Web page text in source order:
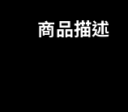
商品描述